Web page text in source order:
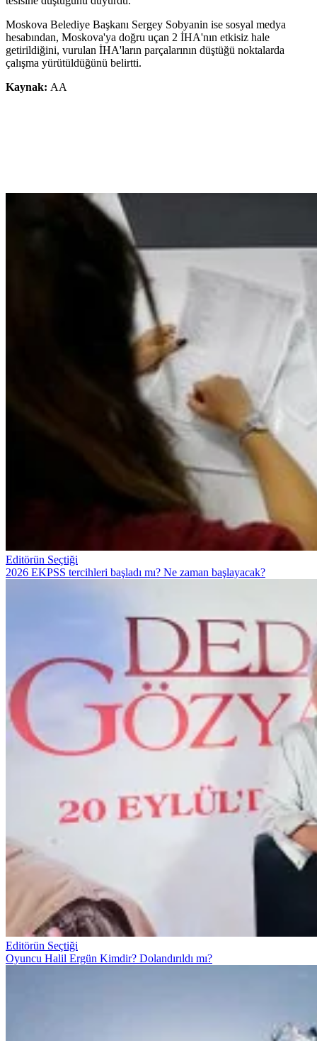
Moskova Belediye Başkanı Sergey Sobyanin ise sosyal medya
hesabından, Moskova'ya doğru uçan 2 İHA'nın etkisiz hale
getirildiğini, vurulan İHA'ların parçalarının düştüğü noktalarda
çalışma yürütüldüğünü belirtti.
Kaynak: AA
Editörün Seçtiği
2026 EKPSS tercihleri başladı mı? Ne zaman başlayacak?
Editörün Seçtiği
Oyuncu Halil Ergün Kimdir? Dolandırıldı mı?